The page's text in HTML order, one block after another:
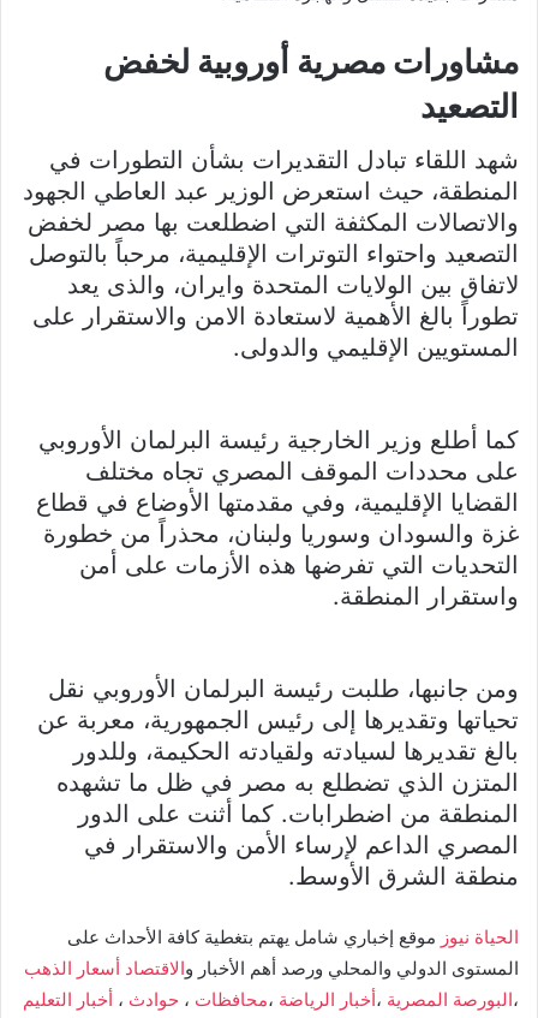
مشاورات مصرية أوروبية لخفض
التصعيد
شهد اللقاء تبادل التقديرات بشأن التطورات في
المنطقة، حيث استعرض الوزير عبد العاطي الجهود
والاتصالات المكثفة التي اضطلعت بها مصر لخفض
التصعيد واحتواء التوترات الإقليمية، مرحباً بالتوصل
لاتفاق بين الولايات المتحدة وايران، والذى يعد
تطوراً بالغ الأهمية لاستعادة الامن والاستقرار على
المستويين الإقليمي والدولى.
كما أطلع وزير الخارجية رئيسة البرلمان الأوروبي
على محددات الموقف المصري تجاه مختلف
القضايا الإقليمية، وفي مقدمتها الأوضاع في قطاع
غزة والسودان وسوريا ولبنان، محذراً من خطورة
التحديات التي تفرضها هذه الأزمات على أمن
واستقرار المنطقة.
ومن جانبها، طلبت رئيسة البرلمان الأوروبي نقل
تحياتها وتقديرها إلى رئيس الجمهورية، معربة عن
بالغ تقديرها لسيادته ولقيادته الحكيمة، وللدور
المتزن الذي تضطلع به مصر في ظل ما تشهده
المنطقة من اضطرابات. كما أثنت على الدور
المصري الداعم لإرساء الأمن والاستقرار في
منطقة الشرق الأوسط.
الحياة نيوز موقع إخباري شامل يهتم بتغطية كافة الأحداث على
المستوى الدولي والمحلي ورصد أهم الأخبار والاقتصاد أسعار الذهب
،البورصة المصرية ،أخبار الرياضة ،محافظات ، حوادث ، أخبار التعليم